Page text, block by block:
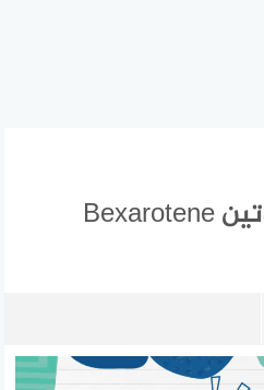
كبسولات بيكساروتين Bexarotene